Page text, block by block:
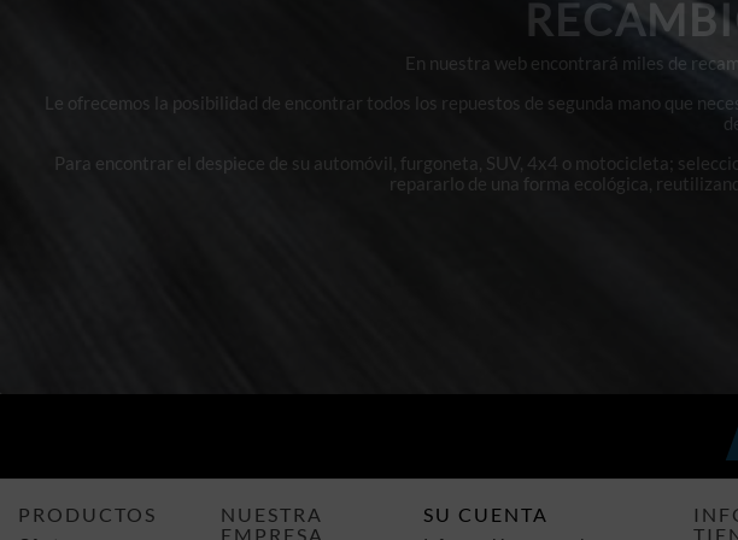
En nuestra web encontrará miles de
Le ofrecemos la posibilidad de encontrar todos los repuestos de segunda mano que
Para encontrar el despiece de su automóvil, furgoneta, SUV, 4x4 o motocicleta;
repararlo de una forma ecológica,
PRODUCTOS
NUESTRA
EMPRESA
SU CUENTA